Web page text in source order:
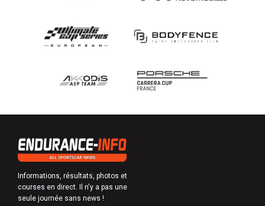
Informations, résultats, photos et
courses en direct. Il n'y a pas une
seule journée sans news !